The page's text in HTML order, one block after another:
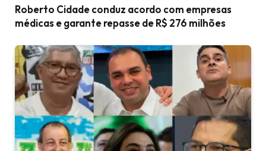
Roberto Cidade conduz acordo com empresas
médicas e garante repasse de R$ 276 milhões